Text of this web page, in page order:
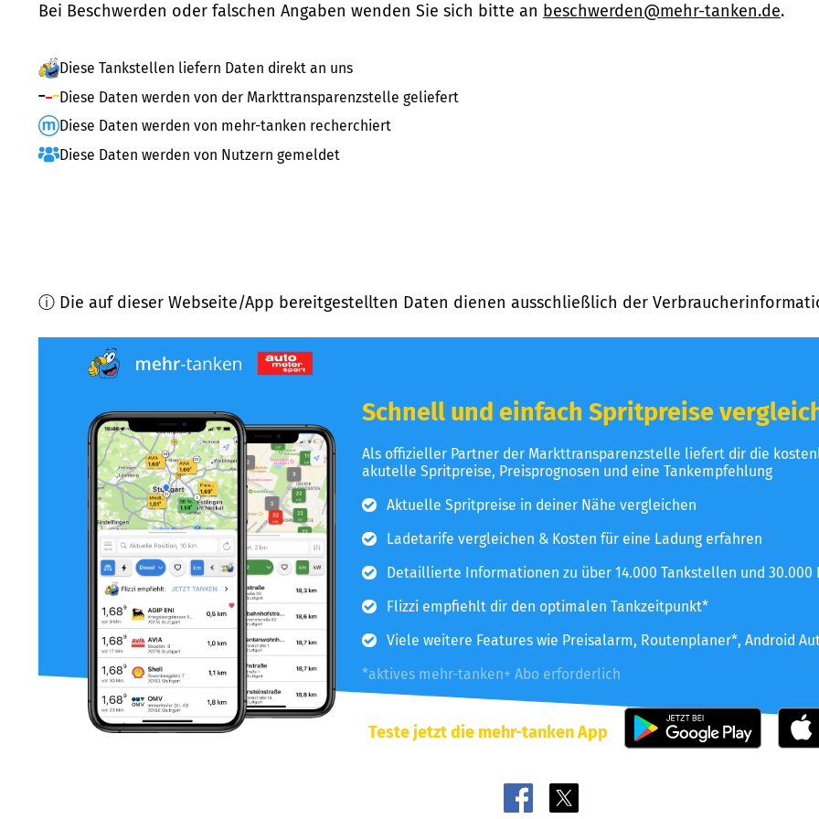
Bei Beschwerden oder falschen Angaben wenden Sie sich bitte an beschwerden@mehr-tanken.de.
Diese Tankstellen liefern Daten direkt an uns
Diese Daten werden von der Markttransparenzstelle geliefert
Diese Daten werden von mehr-tanken recherchiert
Diese Daten werden von Nutzern gemeldet
ⓘ Die auf dieser Webseite/App bereitgestellten Daten dienen ausschließlich der
Schnell und einfach Spritpreise
Als offizieller Partner der Markttransparenzstelle liefert dir die
akutelle Spritpreise, Preisprognosen und eine Tankempfehlung
Aktuelle Spritpreise in deiner Nähe vergleichen
Ladetarife vergleichen & Kosten für eine Ladung erfahren
Detaillierte Informationen zu über 14.000 Tankstellen und 30.000
Flizzi empfiehlt dir den optimalen Tankzeitpunkt*
Viele weitere Features wie Preisalarm, Routenplaner*, Android
*aktives mehr-tanken+ Abo erforderlich
Teste jetzt die mehr-tanken App